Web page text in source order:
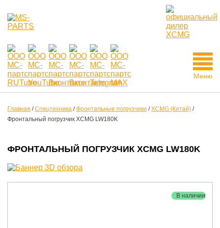
Меню
Главная /Спецтехника /Фронтальные погрузчики /XCMG (Китай) /
Фронтальный погрузчик XCMG LW180K
ФРОНТАЛЬНЫЙ ПОГРУЗЧИК XCMG LW180K
В наличии